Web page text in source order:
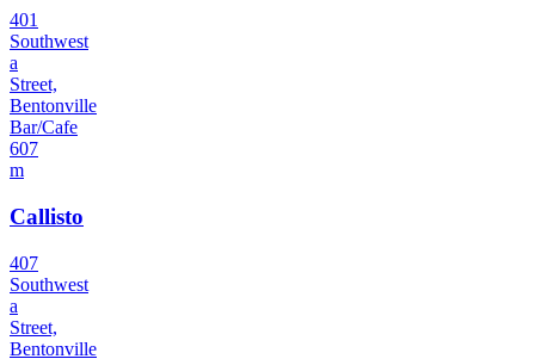
401
Southwest
a
Street,
Bentonville
Bar/Cafe
607
m
Callisto
407
Southwest
a
Street,
Bentonville